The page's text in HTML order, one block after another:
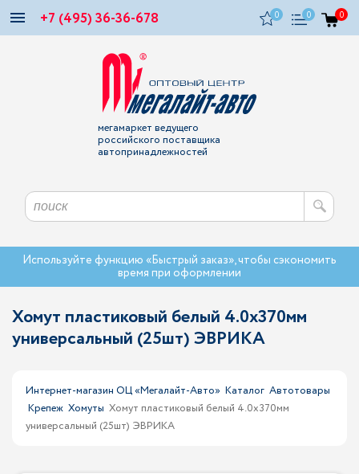
+7 (495) 36-36-678 0 0 0
мегамаркет ведущего
российского поставщика
автопринадлежностей
Используйте функцию «Быстрый заказ», чтобы сэкономить
время при оформлении
Хомут пластиковый белый 4.0x370мм
универсальный (25шт) ЭВРИКА
Интернет-магазин ОЦ «Мегалайт-Авто» Каталог Автотовары
Крепеж Хомуты Хомут пластиковый белый 4.0x370мм
универсальный (25шт) ЭВРИКА